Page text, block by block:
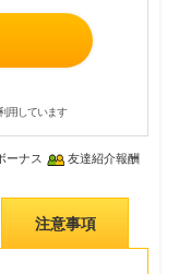
用しています
ーナス 友達紹介報酬
注意事項